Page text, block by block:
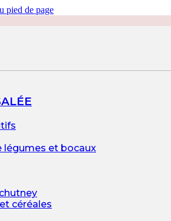
pied de page
légumes et bocaux
céréales